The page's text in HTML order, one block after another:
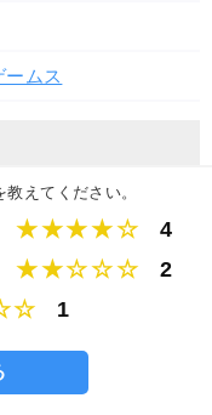
ムス
えてください。
★★★★☆
4
★★☆☆☆
2
1